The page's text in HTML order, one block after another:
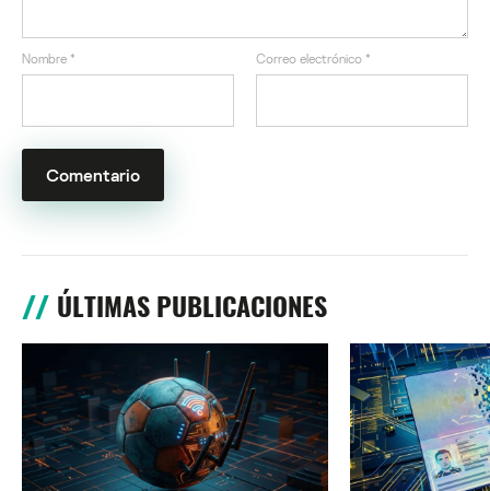
Nombre * Correo electrónico *
ÚLTIMAS PUBLICACIONES